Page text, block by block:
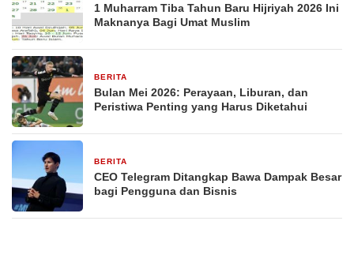
1 Muharram Tiba Tahun Baru Hijriyah 2026 Ini
Maknanya Bagi Umat Muslim
BERITA
Bulan Mei 2026: Perayaan, Liburan, dan
Peristiwa Penting yang Harus Diketahui
BERITA
CEO Telegram Ditangkap Bawa Dampak Besar
bagi Pengguna dan Bisnis